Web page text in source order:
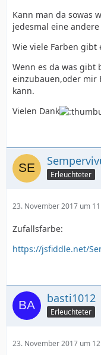
Kann man da sowas
jedesmal eine
Wie viele Farben gibt
Wenn es da was
einzubauen,oder mir
kann.
Vielen Dank
Erleuchteter
23. November 2017 um
Zufallsfarbe:
https://jsfiddle.net/
basti1012
Erleuchteter
23. November 2017 um